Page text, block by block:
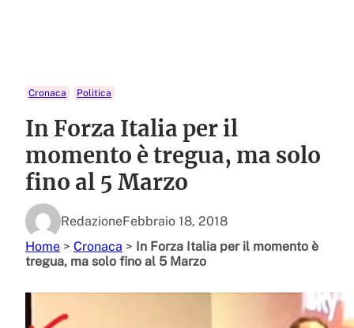
Cronaca Politica
In Forza Italia per il
momento è tregua, ma solo
fino al 5 Marzo
RedazioneFebbraio 18, 2018
Home > Cronaca > In Forza Italia per il momento è
tregua, ma solo fino al 5 Marzo